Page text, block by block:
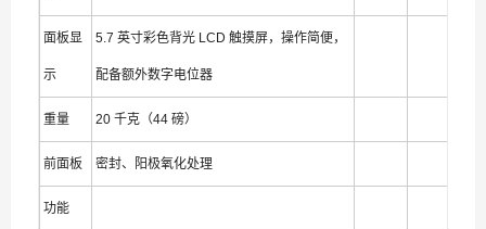
面板显
示
5.7 英寸彩色背光 LCD 触摸屏，操作简便，
配备额外数字电位器
重量 20 千克（44 磅）
前面板 密封、阳极氧化处理
功能